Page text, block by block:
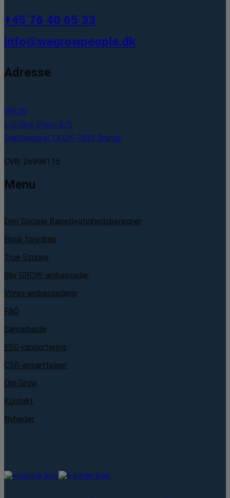
+45 76 40 65 33
info@wegrowpeople.dk
Adresse
GROW
c/o Give Steel A/S
Sjællandsvej 14 DK-7330 Brande
CVR: 26998115
Menu
Den Sociale Bæredygtighedsberegner
Book foredrag
True Stories
Bliv GROW-ambassadør
Vores ambassadører
FAQ
Samarbejde
ESG-rapportering
CSR-ansættelser
Om Grow
Kontakt
Nyheder